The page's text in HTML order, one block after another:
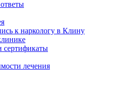
к наркологу в Клину
сертификаты
лечения